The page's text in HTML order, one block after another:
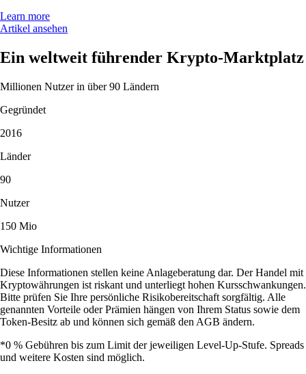
Learn more
Artikel ansehen
Ein weltweit führender Krypto-Marktplatz
Millionen Nutzer in über 90 Ländern
Gegründet
2016
Länder
90
Nutzer
150 Mio
Wichtige Informationen
Diese Informationen stellen keine Anlageberatung dar. Der Handel mit
Kryptowährungen ist riskant und unterliegt hohen Kursschwankungen.
Bitte prüfen Sie Ihre persönliche Risikobereitschaft sorgfältig. Alle
genannten Vorteile oder Prämien hängen von Ihrem Status sowie dem
Token-Besitz ab und können sich gemäß den AGB ändern.
*0 % Gebühren bis zum Limit der jeweiligen Level-Up-Stufe. Spreads
und weitere Kosten sind möglich.